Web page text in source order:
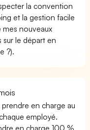
la convention
et la gestion facile
nouveaux
sur le départ en
?).
en charge au
employé.
en charge 100 %